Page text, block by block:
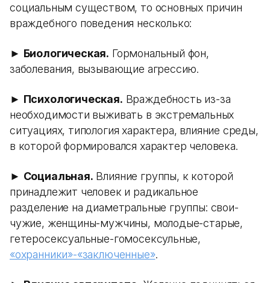
социальным существом, то основных причин
враждебного поведения несколько:
► Биологическая. Гормональный фон,
заболевания, вызывающие агрессию.
► Психологическая. Враждебность из-за
необходимости выживать в экстремальных
ситуациях, типология характера, влияние среды,
в которой формировался характер человека.
► Социальная. Влияние группы, к которой
принадлежит человек и радикальное
разделение на диаметральные группы: свои-
чужие, женщины-мужчины, молодые-старые,
гетеросексуальные-гомосексульные,
«охранники»-«заключенные».